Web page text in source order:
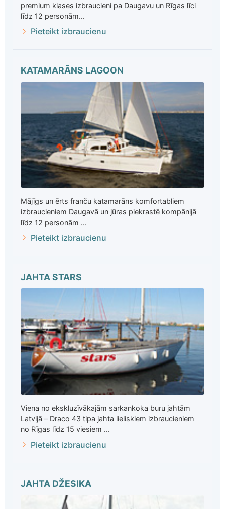
premium klases izbraucieni pa Daugavu un Rīgas līci
līdz 12 personām...
Pieteikt izbraucienu
KATAMARĀNS LAGOON
Mājīgs un ērts franču katamarāns komfortabliem
izbraucieniem Daugavā un jūras piekrastē kompānijā
līdz 12 personām ...
Pieteikt izbraucienu
JAHTA STARS
Viena no ekskluzīvākajām sarkankoka buru jahtām
Latvijā – Draco 43 tipa jahta lieliskiem izbraucieniem
no Rīgas līdz 15 viesiem ...
Pieteikt izbraucienu
JAHTA DŽESIKA